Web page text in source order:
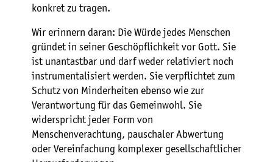
konkret zu tragen.
Wir erinnern daran: Die Würde jedes Menschen
gründet in seiner Geschöpflichkeit vor Gott. Sie
ist unantastbar und darf weder relativiert noch
instrumentalisiert werden. Sie verpflichtet zum
Schutz von Minderheiten ebenso wie zur
Verantwortung für das Gemeinwohl. Sie
widerspricht jeder Form von
Menschenverachtung, pauschaler Abwertung
oder Vereinfachung komplexer gesellschaftlicher